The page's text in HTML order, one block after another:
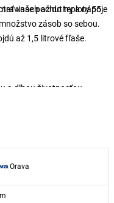
vaše pochutiny a nápoje
až do teploty 55
zásob so sebou.
až 1,5 litrové fľaše.
a dlhou životnosťou
Orava